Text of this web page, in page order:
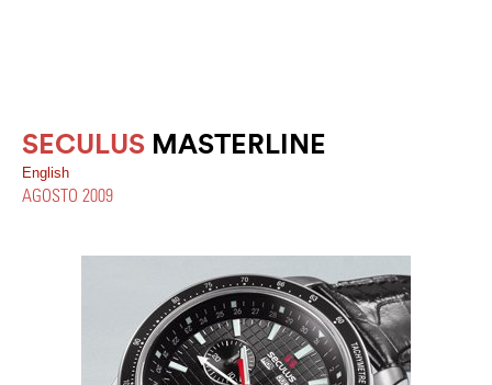
SECULUS MASTERLINE
English
AGOSTO 2009